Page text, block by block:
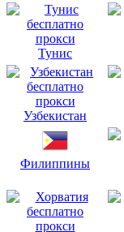
Тунис
Узбекистан
Филиппины